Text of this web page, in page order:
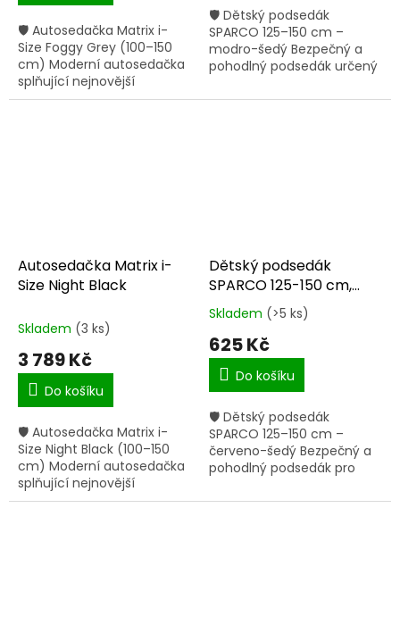
🛡 Autosedačka Matrix i-
Size Foggy Grey (100–150
cm) Moderní autosedačka
splňující nejnovější
bezpečnostní normu ECE
5
hvězdiček.
🛡 Dětský podsedák
SPARCO 125–150 cm –
modro-šedý Bezpečný a
pohodlný podsedák určený
splňující normu ECE
Autosedačka Matrix i-
Size Night Black
Skladem (3 ks)
3 789 Kč
Do košíku
🛡 Autosedačka Matrix i-
Size Night Black (100–150
cm) Moderní autosedačka
splňující nejnovější
bezpečnostní normu ECE
Dětský podsedák
SPARCO 125-150 cm,
červeno-šedý
Průměrné
hodnocení
produktu
5,0
5
hvězdiček.
Skladem (>5 ks)
625 Kč
Do košíku
🛡 Dětský podsedák
SPARCO 125–150 cm –
červeno-šedý Bezpečný a
pohodlný podsedák pro
cm, splňující moderní